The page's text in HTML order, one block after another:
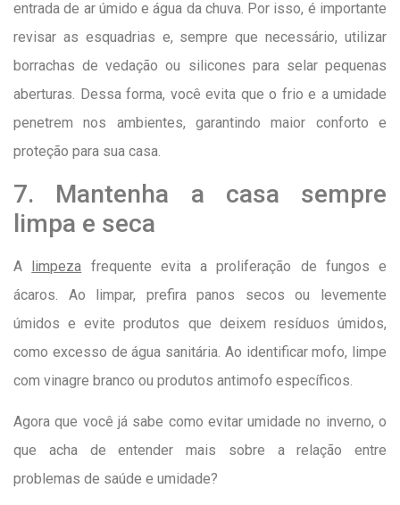
entrada de ar úmido e água da chuva. Por isso, é importante
revisar as esquadrias e, sempre que necessário, utilizar
borrachas de vedação ou silicones para selar pequenas
aberturas. Dessa forma, você evita que o frio e a umidade
penetrem nos ambientes, garantindo maior conforto e
proteção para sua casa.
7. Mantenha a casa sempre
limpa e seca
A limpeza frequente evita a proliferação de fungos e
ácaros. Ao limpar, prefira panos secos ou levemente
úmidos e evite produtos que deixem resíduos úmidos,
como excesso de água sanitária. Ao identificar mofo, limpe
com vinagre branco ou produtos antimofo específicos.
Agora que você já sabe como evitar umidade no inverno, o
que acha de entender mais sobre a relação entre
problemas de saúde e umidade?